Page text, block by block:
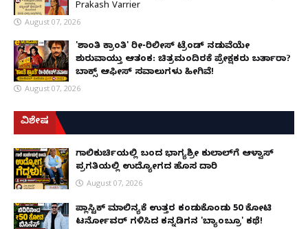
Prakash Varrier
August 07, 2026
'ಶಾಂತಿ ಕ್ರಾಂತಿ' ರೀ-ರಿಲೀಸ್ ಟ್ರೆಂಡ್ ನಡುವೆಯೇ
ಶುರುವಾಯ್ತು ಆತಂಕ: ಚಿತ್ರಮಂದಿರಕ್ಕೆ ಪ್ರೇಕ್ಷಕರು ಬರ್ತಾರಾ?
ಬಾಕ್ಸ್ ಆಫೀಸ್ ಸವಾಲುಗಳು ಹೀಗಿವೆ!
August 07, 2026
ವಿಶೇಷ
ಗಾಲಿಕುರ್ಚಿಯಲ್ಲಿ ಬಂದ ಭಾಗ್ಯಶ್ರೀ ಕುಲಾಲ್‌ಗೆ ಆಳ್ವಾಸ್
ಪ್ರಗತಿಯಲ್ಲಿ ಉದ್ಯೋಗದ ಹೊಸ ದಾರಿ
August 07, 2026
ಪ್ಲಾಸ್ಟಿಕ್ ಮಾಲಿನ್ಯಕ್ಕೆ ಉತ್ತರ ಕಂಡುಕೊಂಡು ₹50 ಕೋಟಿ
ಟರ್ನೋವರ್ ಗಳಿಸಿದ ಕನ್ನಡಿಗನ 'ಬ್ಯಾಂಬ್ರೂ' ಕಥೆ!